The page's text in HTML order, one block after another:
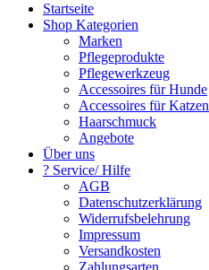
Startseite
Shop Kategorien
Marken
Pflegeprodukte
Pflegewerkzeug
Accessoires für Hunde
Accessoires für Katzen
Haarschmuck
Angebote
Über uns
? Service/ Hilfe
AGB
Datenschutzerklärung
Widerrufsbelehrung
Impressum
Versandkosten
Zahlungsarten